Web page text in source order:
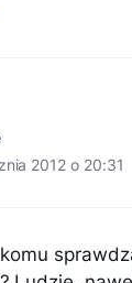
2012 o 20:31